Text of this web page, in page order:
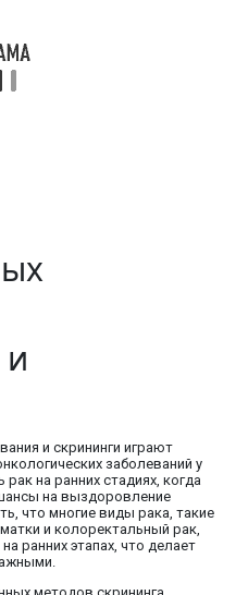
и скрининги играют
заболеваний у
на ранних стадиях, когда
на выздоровление
что многие виды рака, такие
и колоректальный рак,
ранних этапах, что делает